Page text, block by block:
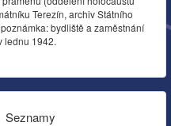
Terezín, archiv Státního
bydliště a zaměstnání
lednu 1942.
Seznamy